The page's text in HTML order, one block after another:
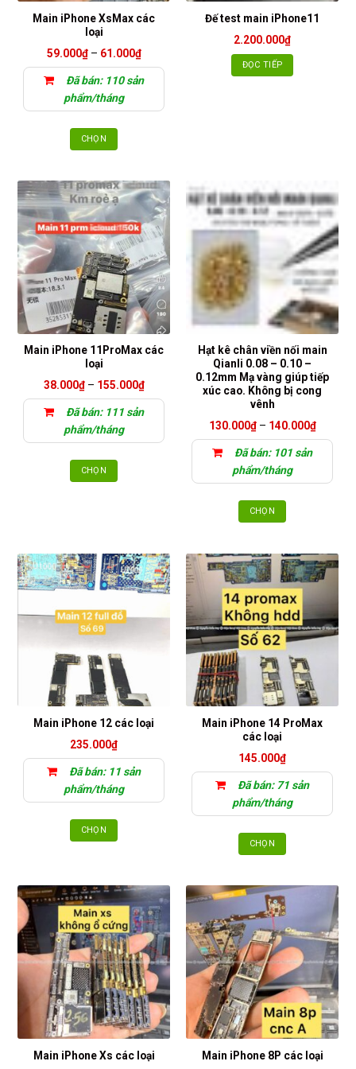
Main iPhone XsMax các
loại
59.000₫ – 61.000₫Khoảng
giá:
59.000₫
Đã bán: 110 sản
phẩm/tháng
CHỌN
này
có
nhiều
biến
thể.
Các
tùy
chọn
có
được
chọn
trên
trang
sản
phẩm
Đế test main iPhone11
2.200.000₫
ĐỌC TIẾP
Main iPhone 11ProMax các
loại
38.000₫ – 155.000₫Khoảng
giá:
38.000₫
Đã bán: 111 sản
phẩm/tháng
CHỌN
nhiều
biến
thể.
tùy
chọn
có
thể
được
chọn
trên
trang
sản
phẩm
Hạt kê chân viền nối main
Qianli 0.08 – 0.10 –
0.12mm Mạ vàng giúp tiếp
xúc cao. Không bị cong
vênh
130.000₫ – 140.000₫Khoảng
giá:
Đã bán: 101 sản
phẩm/tháng
CHỌN
này
có
nhiều
biến
thể.
Các
tùy
chọn
có
được
chọn
trên
trang
sản
phẩm
Main iPhone 12 các loại
235.000₫
Đã bán: 11 sản
phẩm/tháng
CHỌN
này
có
nhiều
biến
thể.
Các
tùy
chọn
có
thể
được
Main iPhone 14 ProMax
các loại
145.000₫
Đã bán: 71 sản
phẩm/tháng
CHỌN
này
có
nhiều
biến
thể.
Các
tùy
chọn
có
được
Main iPhone Xs các loại
Main iPhone 8P các loại